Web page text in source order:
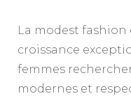
La modest
croissance
femmes
modernes et